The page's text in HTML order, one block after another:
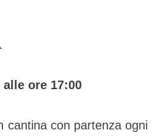
alle ore 17:00
cantina con partenza ogni